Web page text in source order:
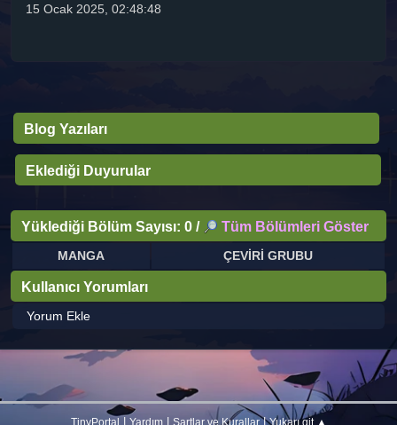
15 Ocak 2025, 02:48:48
Blog Yazıları
Eklediği Duyurular
Yüklediği Bölüm Sayısı: 0 / Tüm Bölümleri Göster
MANGA ÇEVİRİ GRUBU
Kullanıcı Yorumları
Yorum Ekle
TinyPortal Yardım| Şartlar ve Kurallar|Yukarı git ▲